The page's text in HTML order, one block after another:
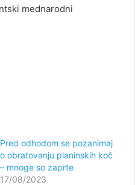
mednarodni
Pred odhodom se pozanimaj
o obratovanju planinskih koč
– mnoge so zaprte
17/08/2023